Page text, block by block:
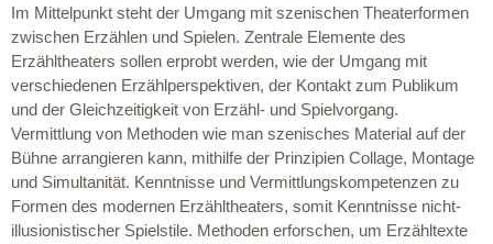
Im Mittelpunkt steht der Umgang mit szenischen Theaterformen
zwischen Erzählen und Spielen. Zentrale Elemente des
Erzähltheaters sollen erprobt werden, wie der Umgang mit
verschiedenen Erzählperspektiven, der Kontakt zum Publikum
und der Gleichzeitigkeit von Erzähl- und Spielvorgang.
Vermittlung von Methoden wie man szenisches Material auf der
Bühne arrangieren kann, mithilfe der Prinzipien Collage, Montage
und Simultanität. Kenntnisse und Vermittlungskompetenzen zu
Formen des modernen Erzähltheaters, somit Kenntnisse nicht-
illusionistischer Spielstile. Methoden erforschen, um Erzähltexte